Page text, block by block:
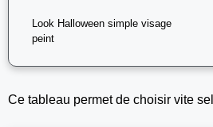
Look Halloween simple visage
peint
Ce tableau permet de choisir vite